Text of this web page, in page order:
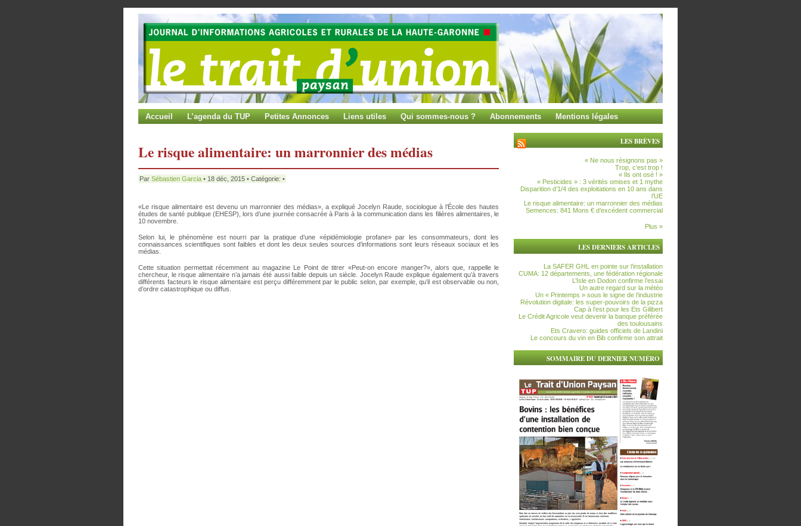
Accueil L’agenda du TUP Petites Annonces Liens utiles Qui sommes-nous ? Abonnements Mentions légales
Le risque alimentaire: un marronnier des médias
Par Sébastien Garcia • 18 déc, 2015 • Catégorie: •
«Le risque alimentaire est devenu un marronnier des médias», a expliqué Jocelyn Raude, sociologue à l’École des hautes
études de santé publique (EHESP), lors d’une journée consacrée à Paris à la communication dans les filières alimentaires, le
10 novembre.
Selon lui, le phénomène est nourri par la pratique d’une «épidémiologie profane» par les consommateurs, dont les
connaissances scientifiques sont faibles et dont les deux seules sources d’informations sont leurs réseaux sociaux et les
médias.
Cette situation permettait récemment au magazine Le Point de titrer «Peut-on encore manger?», alors que, rappelle le
chercheur, le risque alimentaire n’a jamais été aussi faible depuis un siècle. Jocelyn Raude explique également qu’à travers
différents facteurs le risque alimentaire est perçu différemment par le public selon, par exemple, qu’il est observable ou non,
d’ordre catastrophique ou diffus.
LES BRÈVES
« Ne nous résignons pas »
Trop, c’est trop !
« Ils ont osé ! »
« Pesticides » : 3 vérités omises et 1 mythe
Disparition d’1/4 des exploitations en 10 ans dans
l’UE
Le risque alimentaire: un marronnier des médias
Semences: 841 Mons € d’excédent commercial
Plus »
LES DERNIERS ARTICLES
La SAFER GHL en pointe sur l’installation
CUMA: 12 départements, une fédération régionale
L’Isle en Dodon confirme l’essai
Un autre regard sur la météo
Un « Printemps » sous le signe de l’industrie
Révolution digitale: les super-pouvoirs de la pizza
Cap à l’est pour les Ets Gilibert
Le Crédit Agricole veut devenir la banque préférée
des toulousains
Ets Cravero: guides officiels de Landini
Le concours du vin en Bib confirme son attrait
SOMMAIRE DU DERNIER NUMÉRO